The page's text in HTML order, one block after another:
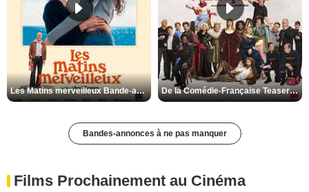
Les Matins merveilleux Bande-annonce VF De la Comédie-Française Teaser VF
Bandes-annonces à ne pas manquer
Films Prochainement au Cinéma